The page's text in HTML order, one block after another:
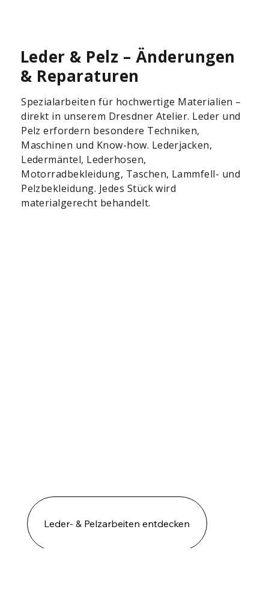
Leder & Pelz – Änderungen
& Reparaturen
Spezialarbeiten für hochwertige Materialien –
direkt in unserem Dresdner Atelier. Leder und
Pelz erfordern besondere Techniken,
Maschinen und Know-how. Lederjacken,
Ledermäntel, Lederhosen,
Motorradbekleidung, Taschen, Lammfell- und
Pelzbekleidung. Jedes Stück wird
materialgerecht behandelt.
Leder- & Pelzarbeiten entdecken